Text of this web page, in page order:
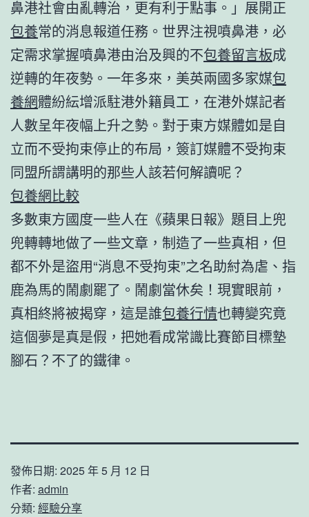
鼻港社會由亂轉治，更有利于點事。」展開正
包養常的消息報道任務。世界注視噴鼻港，必
定需求掌握噴鼻港由治及興的不包養留言板成
逆轉的年夜勢。一年多來，美英兩國多家媒包
養網體紛紜增派駐港外籍員工，在港外媒記者
人數呈年夜幅上升之勢。對于東方媒體如是自
立而不受拘束停止的布局，簽訂媒體不受拘束
同盟所謂講明的那些人該若何解讀呢？
包養網比較
多數東方國度一些人在《蘋果日報》題目上兜
兜轉轉地做了一些文章，制造了一些真相，但
都不外是盜用“消息不受拘束”之名助紂為虐、指
鹿為馬的鬧劇罷了。鬧劇當休矣！現實眼前，
真相終將被揭穿，這是誰包養行情也轉變究竟
這個夢是真是假，把她看成常識比賽節目標墊
腳石？不了的鐵律。
發佈日期: 2025 年 5 月 12 日
作者: admin
分類: 經驗分享